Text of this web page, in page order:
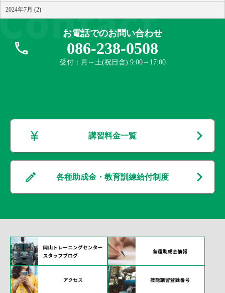
2024年7月 (2)
お電話でのお問い合わせ
086-238-0508
受付：月～土(祝日含) 9:00～17:00
講習料金一覧
各種助成金・教育訓練給付制度